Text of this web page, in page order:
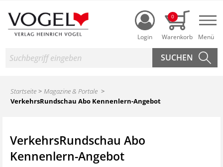
Login
0
Suche
Startseite
Magazine & Portale
VerkehrsRundschau Abo Kennenlern-Angebot
VerkehrsRundschau Abo
Kennenlern-Angebot